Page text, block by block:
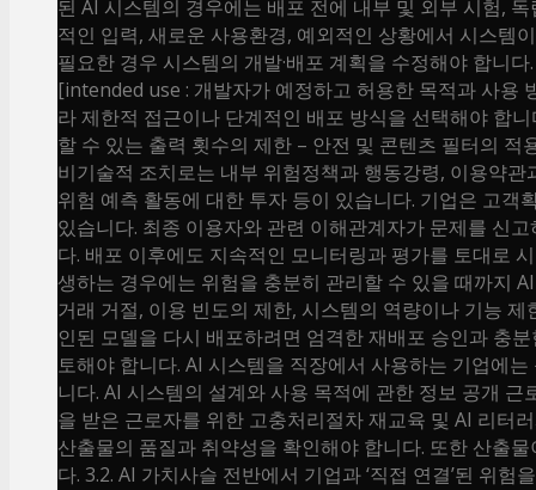
된 AI 시스템의 경우에는 배포 전에 내부 및 외부 시험,
적인 입력, 새로운 사용환경, 예외적인 상황에서 시스템
필요한 경우 시스템의 개발·배포 계획을 수정해야 합니
[intended use : 개발자가 예정하고 허용한 목적과 사용
라 제한적 접근이나 단계적인 배포 방식을 선택해야 합
할 수 있는 출력 횟수의 제한 – 안전 및 콘텐츠 필터의
비기술적 조치로는 내부 위험정책과 행동강령, 이용약
위험 예측 활동에 대한 투자 등이 있습니다. 기업은 고
있습니다. 최종 이용자와 관련 이해관계자가 문제를 신
다. 배포 이후에도 지속적인 모니터링과 평가를 토대로
생하는 경우에는 위험을 충분히 관리할 수 있을 때까지
거래 거절, 이용 빈도의 제한, 시스템의 역량이나 기능
인된 모델을 다시 배포하려면 엄격한 재배포 승인과 충
토해야 합니다. AI 시스템을 직장에서 사용하는 기업에
니다. AI 시스템의 설계와 사용 목적에 관한 정보 공개
을 받은 근로자를 위한 고충처리절차 재교육 및 AI 리터
산출물의 품질과 취약성을 확인해야 합니다. 또한 산출
다. 3.2. AI 가치사슬 전반에서 기업과 ‘직접 연결’된 위